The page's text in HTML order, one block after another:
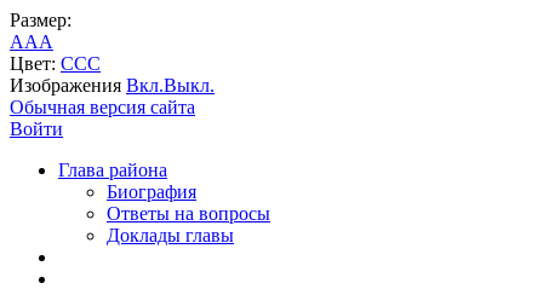
Размер:
AAA
Цвет: CCC
Изображения Вкл.Выкл.
Обычная версия сайта
Войти
Глава района
Биография
Ответы на вопросы
Доклады главы